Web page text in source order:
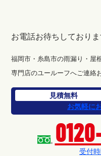
お電話お待ちしておりま
福岡市・糸島市の雨漏り・屋
専門店のユールーフへご連絡
見積無料
お気軽に
受付